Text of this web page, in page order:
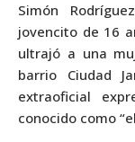
Simón
jovencito de 16
ultrajó a una
barrio Ciudad
extraoficial
conocido como